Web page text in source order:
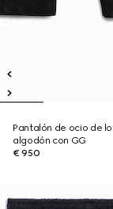
Pantalón de ocio de
algodón con GG
€ 950